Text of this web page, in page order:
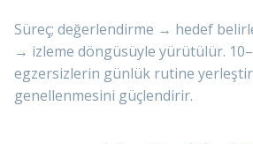
Süreç; değerlendirme → hedef
→ izleme döngüsüyle yürütülür.
egzersizlerin günlük rutine
genellenmesini güçlendirir.